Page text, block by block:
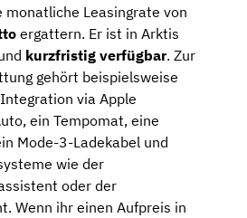
monatliche Leasingrate von
ergattern. Er ist in Arktis
kurzfristig verfügbar. Zur
gehört beispielsweise
via Apple
ein Tempomat, eine
Mode-3-Ladekabel und
wie der
oder der
Wenn ihr einen Aufpreis in